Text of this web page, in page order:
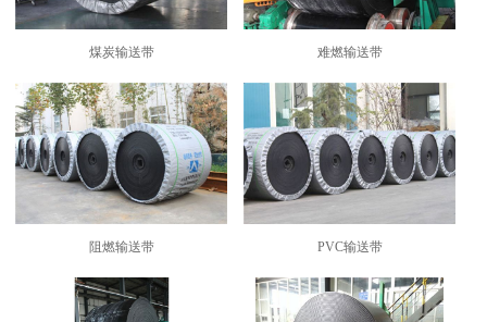
煤炭输送带 难燃输送带
阻燃输送带 PVC输送带